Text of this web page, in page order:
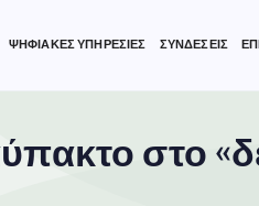
ΨΗΦΙΑΚΕΣ ΥΠΗΡΕΣΙΕΣ ΣΥΝΔΕΣΕΙΣ
στο